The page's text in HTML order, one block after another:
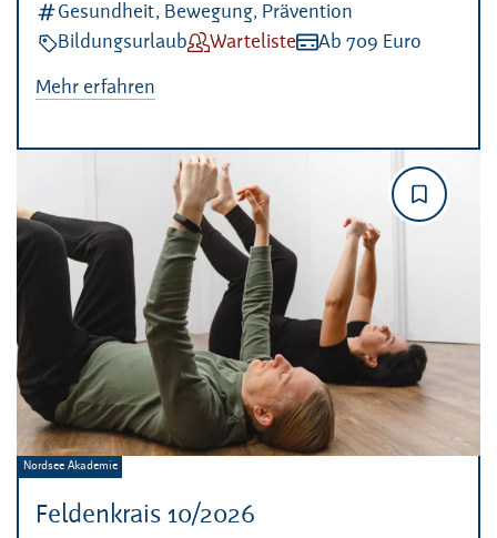
Kategorien:
Gesundheit, Bewegung, Prävention
Veranstaltungsart:
BildungsurlaubVerfügbarkeit:
WartelisteKosten:
Ab 709 Euro
Mehr erfahren
Feldenkrais 10/2026
Veranstalter:
Nordsee Akademie